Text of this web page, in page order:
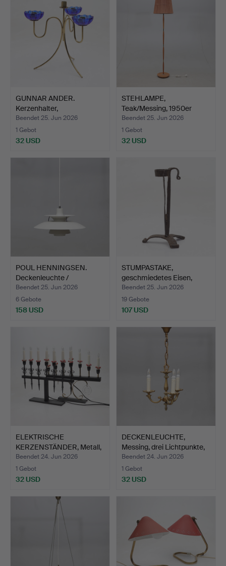
GUNNAR ANDER.
Kerzenhalter,
Messing/Glas, …
Beendet 25. Jun 2026
1 Gebot
32 USD
STEHLAMPE,
Teak/Messing, 1950er
Jahre.
Beendet 25. Jun 2026
1 Gebot
32 USD
POUL HENNINGSEN.
Deckenleuchte /
Pendelleu…
Beendet 25. Jun 2026
6 Gebote
158 USD
STUMPASTAKE,
geschmiedetes Eisen,
bäuerlic…
Beendet 25. Jun 2026
19 Gebote
107 USD
ELEKTRISCHE
KERZENSTÄNDER, Metall,
Gnosjö …
Beendet 24. Jun 2026
1 Gebot
32 USD
DECKENLEUCHTE,
Messing, drei Lichtpunkte,
…
Beendet 24. Jun 2026
1 Gebot
32 USD